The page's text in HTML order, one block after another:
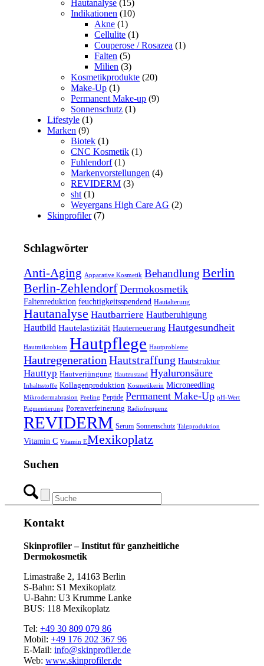
Hautanalyse (15)
Indikationen (10)
Akne (1)
Cellulite (1)
Couperose / Rosazea (1)
Falten (5)
Milien (3)
Kosmetikprodukte (20)
Make-Up (1)
Permanent Make-up (9)
Sonnenschutz (1)
Lifestyle (1)
Marken (9)
Biotek (1)
CNC Kosmetik (1)
Fuhlendorf(1)
Markenvorstellungen (4)
REVIDERM (3)
sht (1)
Weyergans High Care AG (2)
Skinprofiler(7)
Schlagwörter
Anti-Aging Apparative Kosmetik Behandlung Berlin
Berlin-Zehlendorf Dermokosmetik
Faltenreduktion feuchtigkeitsspendend Hautalterung
Hautanalyse Hautbarriere Hautberuhigung
Hautbild Hautelastizität Hauterneuerung Hautgesundheit
Hautmikrobiom Hautpflege Hautprobleme
Hautregeneration Hautstraffung Hautstruktur
Hauttyp Hautverjüngung Hautzustand Hyaluronsäure
Inhaltsstoffe Kollagenproduktion Kosmetikerin Microneedling
Mikrodermabrasion Peeling Peptide Permanent Make-Up pH-Wert
Pigmentierung Porenverfeinerung Radiofrequenz
REVIDERM Serum Sonnenschutz Talgproduktion
Vitamin C Vitamin E​Mexikoplatz
Suchen
Kontakt
Skinprofiler – Institut für ganzheitliche
Dermokosmetik
Limastraße 2, 14163 Berlin
S-Bahn: S1 Mexikoplatz
U-Bahn: U3 Krumme Lanke
BUS: 118 Mexikoplatz
Tel:+49 30 809 079 86
Mobil:+49 176 202 367 96
E-Mail:info@skinprofiler.de
Web:www.skinprofiler.de